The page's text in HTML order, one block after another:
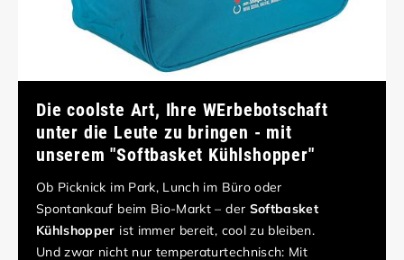
Die coolste Art, Ihre WErbebotschaft
unter die Leute zu bringen - mit
unserem "Softbasket Kühlshopper"
Ob Picknick im Park, Lunch im Büro oder
Spontankauf beim Bio-Markt – der Softbasket
Kühlshopper ist immer bereit, cool zu bleiben.
Und zwar nicht nur temperaturtechnisch: Mit